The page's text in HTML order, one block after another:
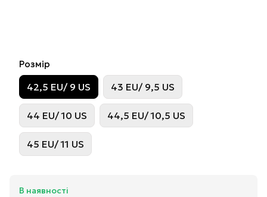
Розмір
42,5 EU/ 9 US 43 EU/ 9,5 US
44 EU/ 10 US 44,5 EU/ 10,5 US
45 EU/ 11 US
В наявності